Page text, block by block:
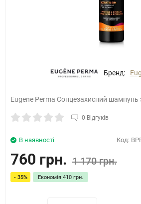
Бренд:
Eugene Perma Сонцезахисний
0 Відгуків
Код:
В наявності
760 грн. 1 170 грн.
- 35% Економія 410 грн.